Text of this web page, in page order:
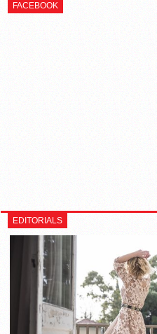
FACEBOOK
EDITORIALS